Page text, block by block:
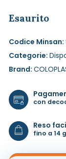
Esaurito
Codice Minsan:
Categorie:
Brand:
con
Reso
fino a 14